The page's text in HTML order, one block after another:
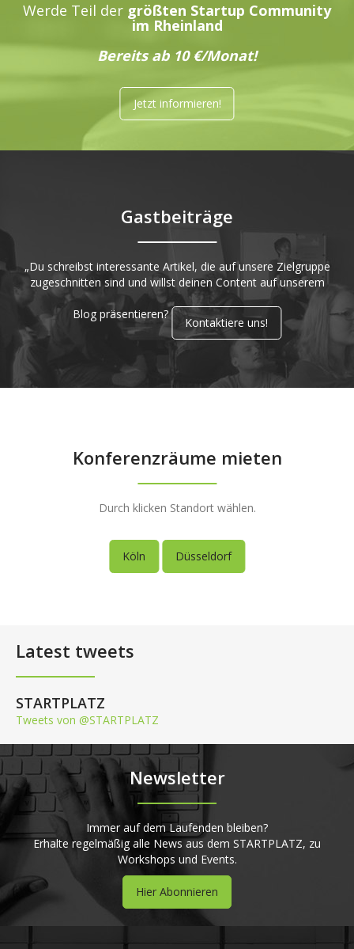
Werde Teil der größten Startup Community
im Rheinland
Bereits ab 10 €/Monat!
Jetzt informieren!
Gastbeiträge
„Du schreibst interessante Artikel, die auf unsere Zielgruppe
zugeschnitten sind und willst deinen Content auf unserem
Blog präsentieren?
Kontaktiere uns!
Konferenzräume mieten
Durch klicken Standort wählen.
Köln Düsseldorf
Latest tweets
STARTPLATZ
Tweets von @STARTPLATZ
Newsletter
Immer auf dem Laufenden bleiben?
Erhalte regelmäßig alle News aus dem STARTPLATZ, zu
Workshops und Events.
Hier Abonnieren